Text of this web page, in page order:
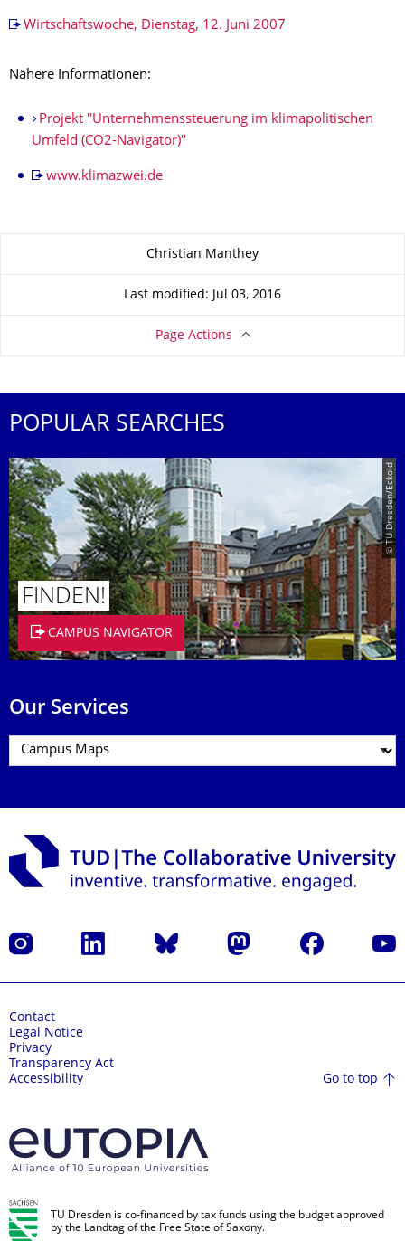
Wirtschaftswoche, Dienstag, 12. Juni 2007
Nähere Informationen:
Projekt "Unternehmenssteuerung im klimapolitischen
Umfeld (CO2-Navigator)"
www.klimazwei.de
About this pageChristian Manthey
Last modified: Jul 03, 2016
Page Actions
POPULAR SEARCHES
© TU Dresden/Eckold
FINDEN!
CAMPUS NAVIGATOR
Our Services
Instagram LinkedIn Bluesky Mastodon Facebook
Contact
Legal Notice
Privacy
Transparency Act
Accessibility
Go to top
TU Dresden is co-financed by tax funds using the budget approved
by the Landtag of the Free State of Saxony.